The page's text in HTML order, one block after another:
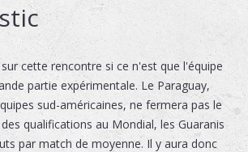
cette rencontre si ce n'est que l'équipe
partie expérimentale. Le Paraguay,
sud-américaines, ne fermera pas le
qualifications au Mondial, les Guaranis
par match de moyenne. Il y aura donc